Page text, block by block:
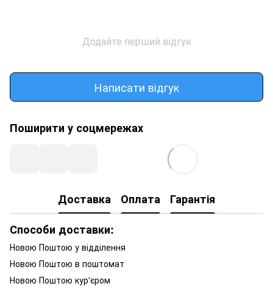
Додайте перший відгук
Написати відгук
Поширити у соцмережах
Доставка Оплата
Гарантія
Способи доставки:
Новою Поштою у відділення
Новою Поштою в поштомат
Новою Поштою кур'єром